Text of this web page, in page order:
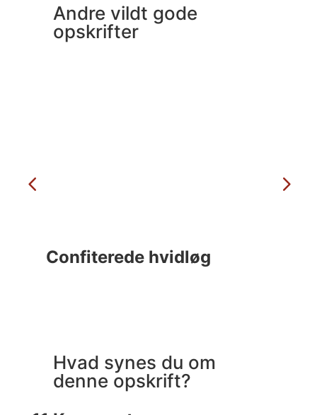
Andre vildt gode
opskrifter
Confiterede hvidløg
Hvad synes du om
denne opskrift?